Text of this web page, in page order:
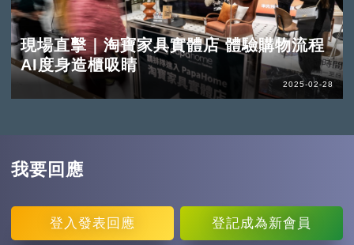
現場直擊｜淘寶家具實體店 體驗購物流程
AI度身造櫃吸睛
2025-02-28
我要回應
登入 發表回應 登記成為新會員